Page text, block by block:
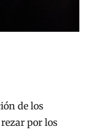
de los
por los